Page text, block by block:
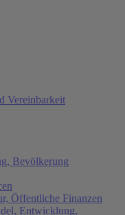
Vereinbarkeit
Bevölkerung
Öffentliche Finanzen
Entwicklung,